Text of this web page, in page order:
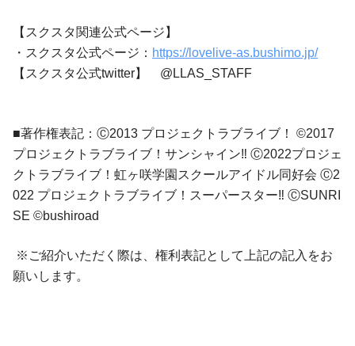
【スクスタ関連公式ページ】
・スクスタ公式ページ： https://lovelive-as.bushimo.jp/
【スクスタ公式twitter】 @LLAS_STAFF
■著作権表記：Ⓒ2013 プロジェクトラブライブ！ ©2017
プロジェクトラブライブ！サンシャイン‼ Ⓒ2022プロジェ
クトラブライブ！虹ヶ咲学園スクールアイドル同好会 Ⓒ2
022 プロジェクトラブライブ！スーパースター‼ ⒸSUNRI
SE ©bushiroad
※ご紹介いただく際は、権利表記として上記の記入をお
願いします。